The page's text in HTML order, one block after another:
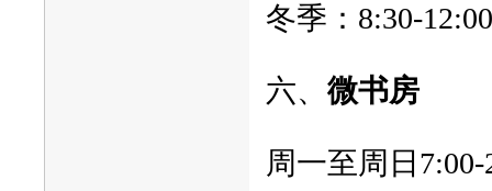
冬季：8:30-
六、 微书房
周一至周日7:00-